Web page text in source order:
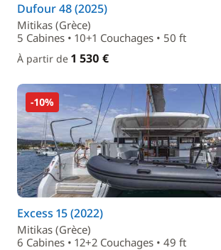
Dufour 48 (2025)
Mitikas (Grèce)
5 Cabines • 10+1 Couchages • 50 ft
À partir de 1 530 €
-10%
Excess 15 (2022)
Mitikas (Grèce)
6 Cabines • 12+2 Couchages • 49 ft